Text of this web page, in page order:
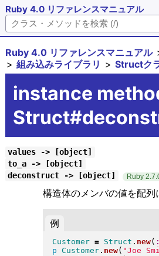
Ruby 4.0 リファレンスマニュアル
Ruby 4.0 リファレンスマニュアル
組み込みライブラリ
Structク
instance
values -> [object]
to_a -> [object]
deconstruct -> [object]
Ruby
構造体のメンバの値を配列
例
Customer = Struct . new(
p Customer. new( "Joe